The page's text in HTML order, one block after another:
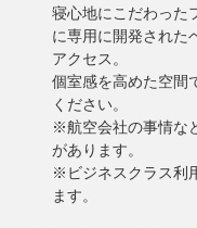
寝心地にこだわった
に専用に開発された
アクセス。
個室感を高めた空間
ください。
※航空会社の事情な
があります。
※ビジネスクラス利
ます。